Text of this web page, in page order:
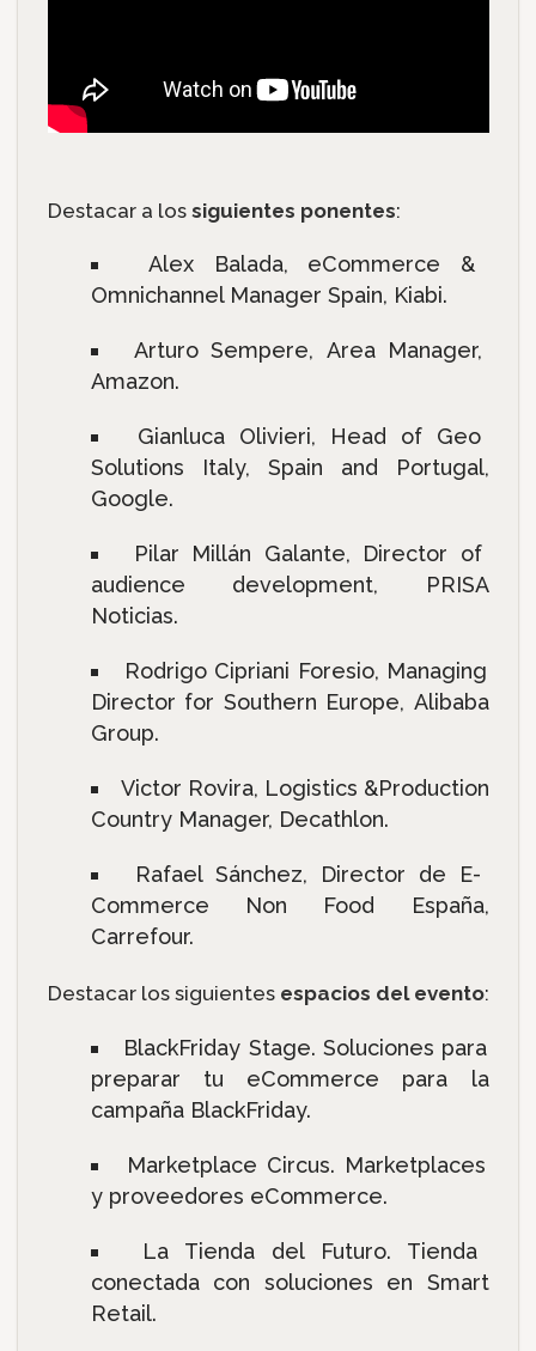
Destacar a los siguientes ponentes:
Alex Balada, eCommerce &
Omnichannel Manager Spain, Kiabi.
Arturo Sempere, Area Manager,
Amazon.
Gianluca Olivieri, Head of Geo
Solutions Italy, Spain and Portugal,
Google.
Pilar Millán Galante, Director of
audience development, PRISA
Noticias.
Rodrigo Cipriani Foresio, Managing
Director for Southern Europe, Alibaba
Group.
Victor Rovira, Logistics &Production
Country Manager, Decathlon.
Rafael Sánchez, Director de E-
Commerce Non Food España,
Carrefour.
Destacar los siguientes espacios del evento:
BlackFriday Stage. Soluciones para
preparar tu eCommerce para la
campaña BlackFriday.
Marketplace Circus. Marketplaces
y proveedores eCommerce.
La Tienda del Futuro. Tienda
conectada con soluciones en Smart
Retail.